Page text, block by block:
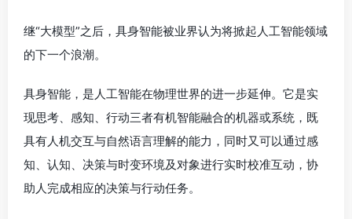
继“大模型”之后，具身智能被业界认为将掀起人工智能领域
的下一个浪潮。
具身智能，是人工智能在物理世界的进一步延伸。它是实
现思考、感知、行动三者有机智能融合的机器或系统，既
具有人机交互与自然语言理解的能力，同时又可以通过感
知、认知、决策与时变环境及对象进行实时校准互动，协
助人完成相应的决策与行动任务。